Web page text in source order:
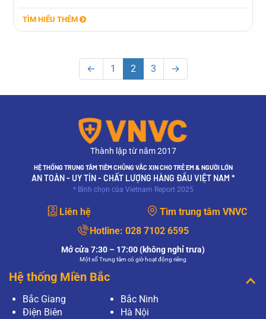
TÌM HIỂU THÊM
← 1 2 3 →
Thành lập từ năm 2017
HỆ THỐNG TRUNG TÂM TIÊM CHỦNG VẮC XIN CHO TRẺ EM & NGƯỜI LỚN
AN TOÀN - UY TÍN - CHẤT LƯỢNG HÀNG ĐẦU VIỆT NAM *
* Bình chọn của Vietnam Report 2025
Liên hệ
Tìm trung tâm VNVC
Hotline: 028 7102 6595
Mở cửa 7:30 – 17:00 (không nghỉ trưa)
Một số Trung tâm có giờ hoạt động riêng
Hệ thống Miền Bắc
Bắc Giang
Bắc Ninh
Điện Biên
Hà Nội